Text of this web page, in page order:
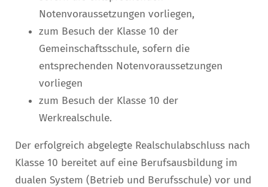
Notenvoraussetzungen vorliegen,
zum Besuch der Klasse 10 der
Gemeinschaftsschule, sofern die
entsprechenden Notenvoraussetzungen
vorliegen
zum Besuch der Klasse 10 der
Werkrealschule.
Der erfolgreich abgelegte Realschulabschluss nach
Klasse 10 bereitet auf eine Berufsausbildung im
dualen System (Betrieb und Berufsschule) vor und